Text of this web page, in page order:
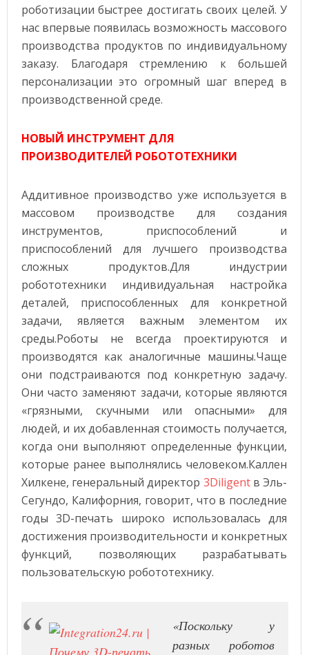
роботизации быстрее достигать своих целей. У
нас впервые появилась возможность массового
производства продуктов по индивидуальному
заказу. Благодаря стремлению к большей
персонализации это огромный шаг вперед в
производственной среде.
НОВЫЙ ИНСТРУМЕНТ ДЛЯ
ПРОИЗВОДИТЕЛЕЙ РОБОТОТЕХНИКИ
Аддитивное производство уже используется в
массовом производстве для создания
инструментов, приспособлений и
приспособлений для лучшего производства
сложных продуктов.Для индустрии
робототехники индивидуальная настройка
деталей, приспособленных для конкретной
задачи, является важным элементом их
среды.Роботы не всегда проектируются и
производятся как аналогичные машины.Чаще
они подстраиваются под конкретную задачу.
Они часто заменяют задачи, которые являются
«грязными, скучными или опасными» для
людей, и их добавленная стоимость получается,
когда они выполняют определенные функции,
которые ранее выполнялись человеком.Каллен
Хилкене, генеральный директор 3Diligentв Эль-
Сегундо, Калифорния, говорит, что в последние
годы 3D-печать широко использовалась для
достижения производительности и конкретных
функций, позволяющих разрабатывать
пользовательскую робототехнику.
«Поскольку у
разных роботов